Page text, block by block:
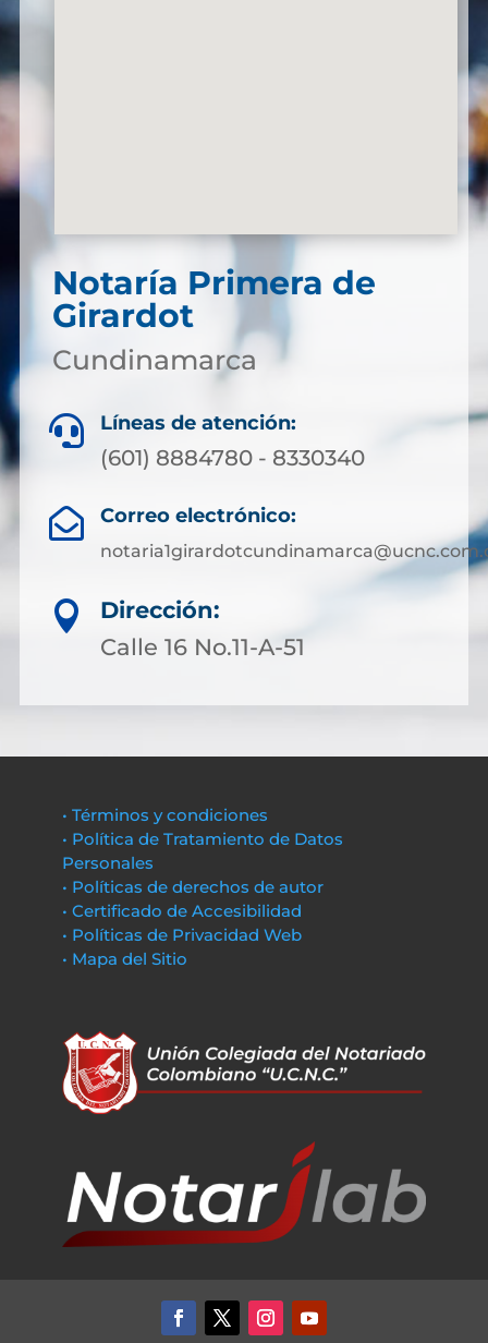
Notaría Primera de
Girardot
Cundinamarca
 Líneas de atención:
(601) 8884780 - 8330340
 Correo electrónico:

Dirección:
Calle 16 No.11-A-51
• Términos y condiciones
• Política de Tratamiento de Datos
Personales
• Políticas de derechos de autor
• Certificado de Accesibilidad
• Políticas de Privacidad Web
• Mapa del Sitio